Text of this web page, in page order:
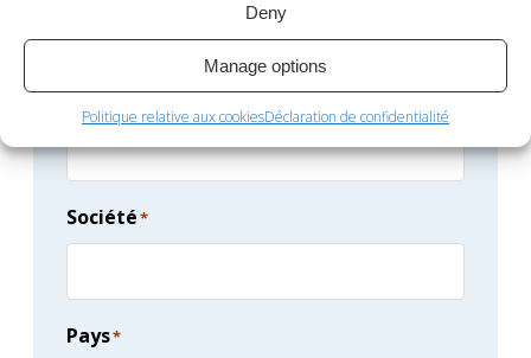
Deny
Manage options
Politique relative aux cookiesDéclaration de confidentialité
Prénom
Société*
Pays*